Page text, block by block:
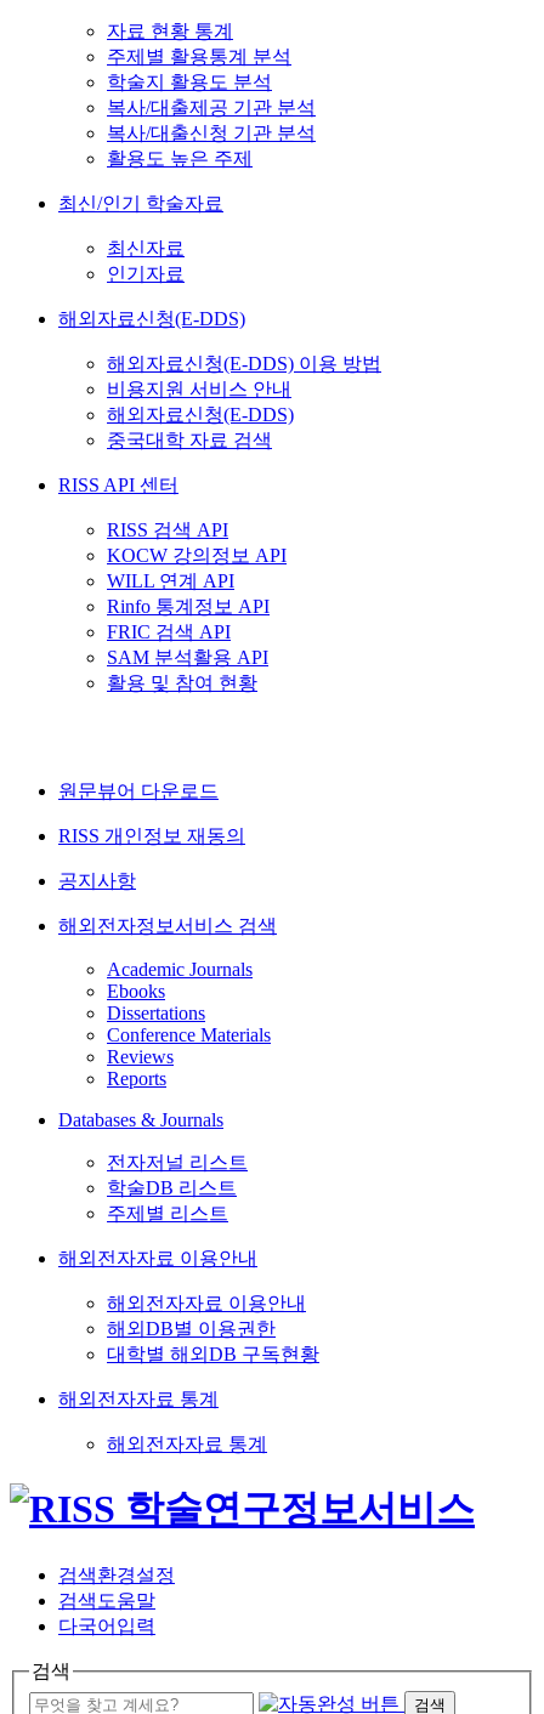
자료 현황 통계
주제별 활용통계 분석
학술지 활용도 분석
복사/대출제공 기관 분석
복사/대출신청 기관 분석
활용도 높은 주제
최신/인기 학술자료
최신자료
인기자료
해외자료신청(E-DDS)
해외자료신청(E-DDS) 이용 방법
비용지원 서비스 안내
해외자료신청(E-DDS)
중국대학 자료 검색
RISS API 센터
RISS 검색 API
KOCW 강의정보 API
WILL 연계 API
Rinfo 통계정보 API
FRIC 검색 API
SAM 분석활용 API
활용 및 참여 현황
원문뷰어 다운로드
RISS 개인정보 재동의
공지사항
해외전자정보서비스 검색
Academic Journals
Ebooks
Dissertations
Conference Materials
Reviews
Reports
Databases & Journals
전자저널 리스트
학술DB 리스트
주제별 리스트
해외전자자료 이용안내
해외전자자료 이용안내
해외DB별 이용권한
대학별 해외DB 구독현황
해외전자자료 통계
해외전자자료 통계
검색환경설정
검색도움말
다국어입력
검색
검색